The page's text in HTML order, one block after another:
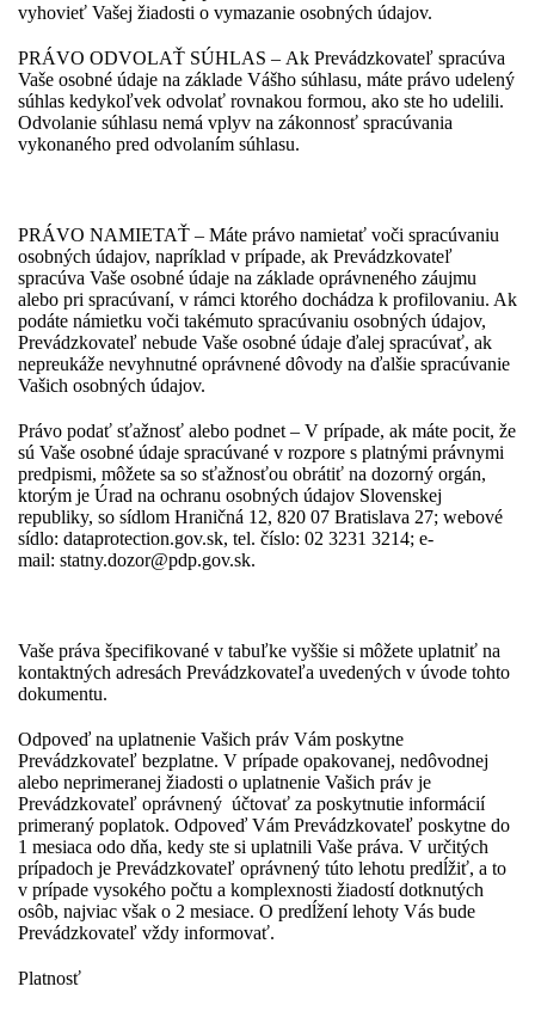
vyhovieť Vašej žiadosti o vymazanie osobných údajov.
PRÁVO ODVOLAŤ SÚHLAS – Ak Prevádzkovateľ spracúva
Vaše osobné údaje na základe Vášho súhlasu, máte právo udelený
súhlas kedykoľvek odvolať rovnakou formou, ako ste ho udelili.
Odvolanie súhlasu nemá vplyv na zákonnosť spracúvania
vykonaného pred odvolaním súhlasu.
PRÁVO NAMIETAŤ – Máte právo namietať voči spracúvaniu
osobných údajov, napríklad v prípade, ak Prevádzkovateľ
spracúva Vaše osobné údaje na základe oprávneného záujmu
alebo pri spracúvaní, v rámci ktorého dochádza k profilovaniu. Ak
podáte námietku voči takémuto spracúvaniu osobných údajov,
Prevádzkovateľ nebude Vaše osobné údaje ďalej spracúvať, ak
nepreukáže nevyhnutné oprávnené dôvody na ďalšie spracúvanie
Vašich osobných údajov.
Právo podať sťažnosť alebo podnet – V prípade, ak máte pocit, že
sú Vaše osobné údaje spracúvané v rozpore s platnými právnymi
predpismi, môžete sa so sťažnosťou obrátiť na dozorný orgán,
ktorým je Úrad na ochranu osobných údajov Slovenskej
republiky, so sídlom Hraničná 12, 820 07 Bratislava 27; webové
sídlo: dataprotection.gov.sk, tel. číslo: 02 3231 3214; e-
mail: statny.dozor@pdp.gov.sk.
Vaše práva špecifikované v tabuľke vyššie si môžete uplatniť na
kontaktných adresách Prevádzkovateľa uvedených v úvode tohto
dokumentu.
Odpoveď na uplatnenie Vašich práv Vám poskytne
Prevádzkovateľ bezplatne. V prípade opakovanej, nedôvodnej
alebo neprimeranej žiadosti o uplatnenie Vašich práv je
Prevádzkovateľ oprávnený účtovať za poskytnutie informácií
primeraný poplatok. Odpoveď Vám Prevádzkovateľ poskytne do
1 mesiaca odo dňa, kedy ste si uplatnili Vaše práva. V určitých
prípadoch je Prevádzkovateľ oprávnený túto lehotu predĺžiť, a to
v prípade vysokého počtu a komplexnosti žiadostí dotknutých
osôb, najviac však o 2 mesiace. O predĺžení lehoty Vás bude
Prevádzkovateľ vždy informovať.
Platnosť